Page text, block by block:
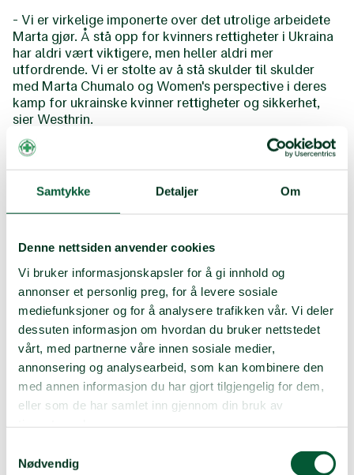
Samtykke Detaljer Om
Denne nettsiden anvender cookies
Vi bruker informasjonskapsler for å gi innhold og
annonser et personlig preg, for å levere sosiale
mediefunksjoner og for å analysere trafikken vår. Vi deler
dessuten informasjon om hvordan du bruker nettstedet
vårt, med partnerne våre innen sosiale medier,
annonsering og analysearbeid, som kan kombinere den
med annen informasjon du har gjort tilgjengelig for dem,
eller som de har samlet inn gjennom din bruk av
Nødvendig
- Vi er virkelige imponerte over det utrolige arbeidete
Marta gjør. Å stå opp for kvinners rettigheter i Ukraina
har aldri vært viktigere, men heller aldri mer
utfordrende. Vi er stolte av å stå skulder til skulder
med Marta Chumalo og Women's perspective i deres
kamp for ukrainske kvinner rettigheter og sikkerhet,
sier Westhrin.
Norsk Folkehjelps Ukraina-kontor har vært opperativt
Women's perspective har vi samarbeid med to andre
ukrainske partnere, en i Lviv, en i Dnipro og en som
kvinneorganisasjoner, som har lang erfaring med å
arbeide for å styrke kvinners situasjon i Ukraina, både
deres rettigheter og gjennom å tilby sosiale tjenester.